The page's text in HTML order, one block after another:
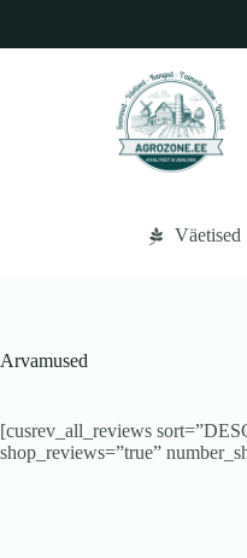
juurde
Väetised
Arvamused
[cusrev_all_reviews
shop_reviews=”true”